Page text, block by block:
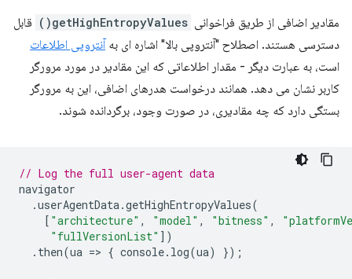
مقادیر اضافی از طریق فراخوانی getHighEntropyValues()
​​قابل
دسترسی هستند. اصطلاح "آنتروپی بالا" اشاره ای به آنتروپی اطلاعات
است، به عبارت دیگر - مقدار اطلاعاتی که این مقادیر در مورد مرورگر
کاربر نشان می دهد. همانند درخواست هدرهای اضافی، این به مرورگر
بستگی دارد که چه مقادیری، در صورت وجود، برگردانده شوند.
// Log the full user-agent data
navigator
.userAgentData.getHighEntropyValues(
[ "architecture" , "model" , "bitness" ,
"fullVersionList" ])
. then(ua => { console. log(ua) });